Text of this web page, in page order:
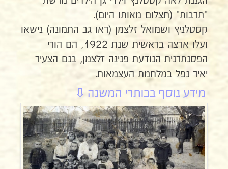
"תרבות" (תצלום מאותו היום).
קסטלניץ ושמואל זלצמן (ראו גב התמונה) נישאו
ועלו ארצה בראשית שנת 1922, הם הורי
הפסנתרנית הנודעת פנינה זלצמן, בנם הצעיר
יאיר נפל במלחמת העצמאות.